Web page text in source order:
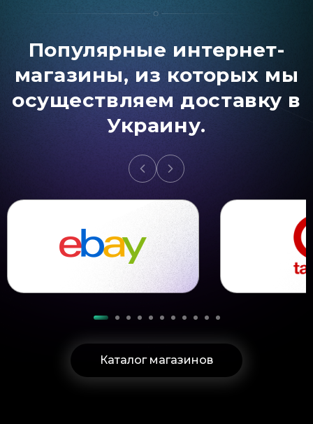
Популярные интернет-
магазины, из которых мы
осуществляем доставку в
Украину.
Каталог магазинов